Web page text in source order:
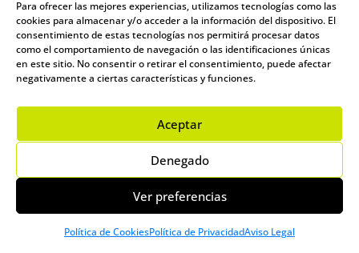
Para ofrecer las mejores experiencias, utilizamos tecnologías como las
cookies para almacenar y/o acceder a la información del dispositivo. El
consentimiento de estas tecnologías nos permitirá procesar datos
como el comportamiento de navegación o las identificaciones únicas
en este sitio. No consentir o retirar el consentimiento, puede afectar
negativamente a ciertas características y funciones.
Aceptar
Denegado
Ver preferencias
Política de CookiesPolítica de PrivacidadAviso Legal
histórico y reflexionar sobre las lecciones
aprendidas a través de este ejercicio. Esta
conclusión es una oportunidad para demostrar una
comprensión profunda del texto y su contribución al
Consejos adicionales.
– Practicar con diversidad de textos. Familiarizarse
mejora la adaptabilidad y la profundidad del
– Consultar fuentes adicionales. Utilizar obras de
referencia y fuentes secundarias para enriquecer la